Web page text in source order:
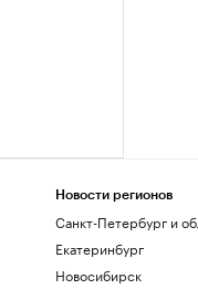
Новости регионов
Санкт-Петербург и
Екатеринбург
Новосибирск